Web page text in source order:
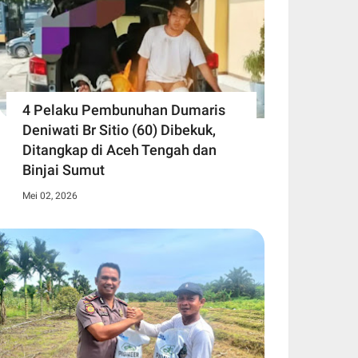
4 Pelaku Pembunuhan Dumaris
Deniwati Br Sitio (60) ‎Dibekuk,
Ditangkap di Aceh Tengah ‎dan
Binjai Sumut
Mei 02, 2026